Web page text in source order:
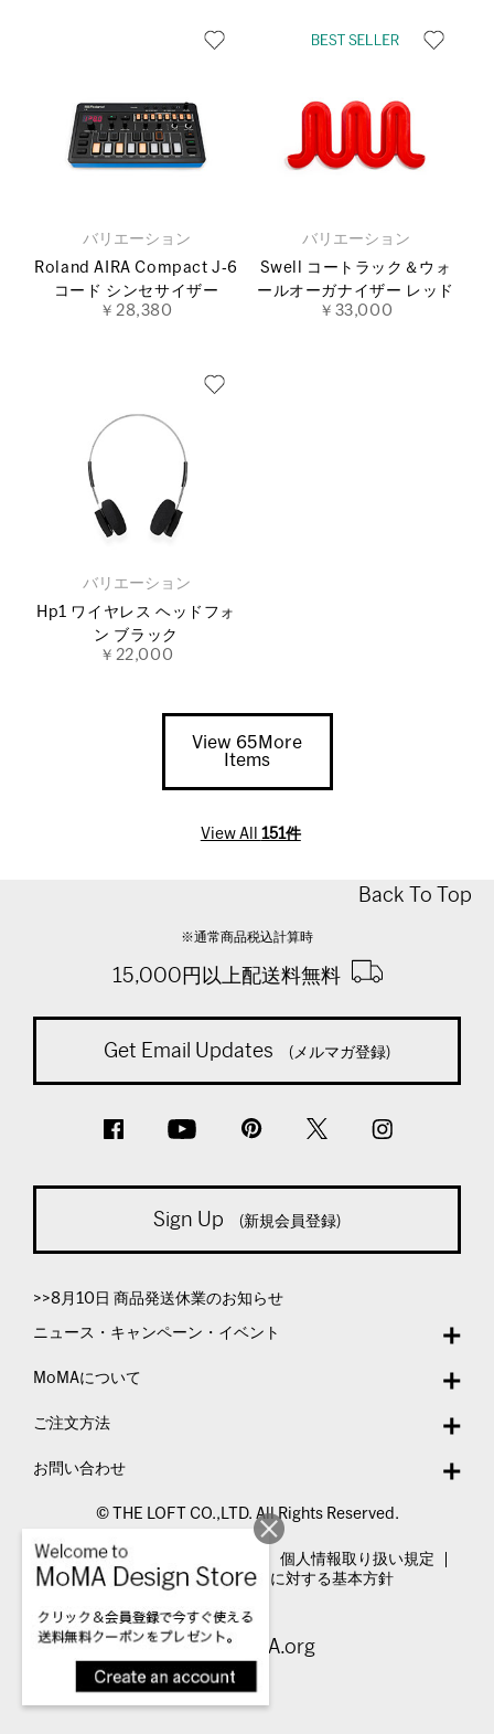
バリエーション
Roland AIRA Compact J‐6
コード シンセサイザー
￥28,380
バリエーション
Swell コートラック＆ウォ
ールオーガナイザー レッド
￥33,000
バリエーション
Hp1 ワイヤレス ヘッドフォ
ン ブラック
￥22,000
View 65More
Items
View All 151件
Back To Top
※通常商品税込計算時
15,000円以上配送料無料
Get Email Updates (メルマガ登録)
Sign Up (新規会員登録)
>>8月10日 商品発送休業のお知らせ
ニュース・キャンペーン・イベント
MoMAについて
ご注文方法
お問い合わせ
© THE LOFT CO.,LTD. All Rights Reserved.
特定商取引法表示
個人情報取り扱い規定
カスタマーハラスメントに対する基本方針
Visit MoMA.org